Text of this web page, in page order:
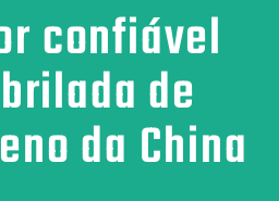
FR
confiável
de
da China